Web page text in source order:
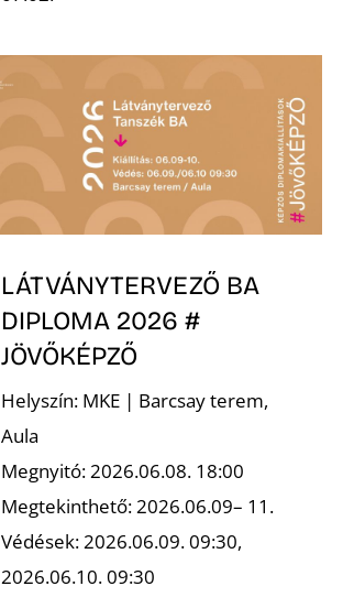
LÁTVÁNYTERVEZŐ BA
DIPLOMA 2026 #
JÖVŐKÉPZŐ
Helyszín: MKE | Barcsay terem,
Aula
Megnyitó: 2026.06.08. 18:00
Megtekinthető: 2026.06.09– 11.
Védések: 2026.06.09. 09:30,
2026.06.10. 09:30